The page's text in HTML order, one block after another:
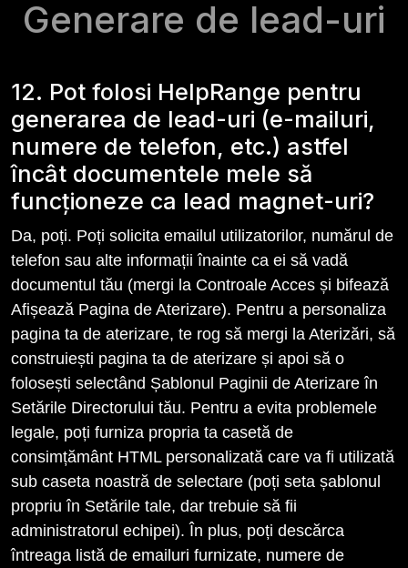
Generare de lead-uri
12. Pot folosi HelpRange pentru
generarea de lead-uri (e-mailuri,
numere de telefon, etc.) astfel
încât documentele mele să
funcționeze ca lead magnet-uri?
Da, poți. Poți solicita emailul utilizatorilor, numărul de
telefon sau alte informații înainte ca ei să vadă
documentul tău (mergi la Controale Acces și bifează
Afișează Pagina de Aterizare). Pentru a personaliza
pagina ta de aterizare, te rog să mergi la Aterizări, să
construiești pagina ta de aterizare și apoi să o
folosești selectând Șablonul Paginii de Aterizare în
Setările Directorului tău. Pentru a evita problemele
legale, poți furniza propria ta casetă de
consimțământ HTML personalizată care va fi utilizată
sub caseta noastră de selectare (poți seta șablonul
propriu în Setările tale, dar trebuie să fii
administratorul echipei). În plus, poți descărca
întreaga listă de emailuri furnizate, numere de